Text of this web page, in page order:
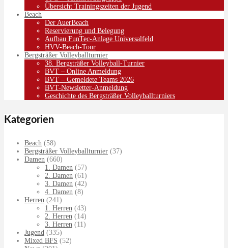
Übersicht Trainingszeiten der Jugend
Beach
Der AuerBeach
Reservierung und Belegung
Aufbau FunTec-Anlage Universalfeld
HVV-Beach-Tour
Bergsträßer Volleyballturnier
38. Bergsträßer Volleyball-Turnier
BVT – Online Anmeldung
BVT – Gemeldete Teams 2026
BVT-Newsletter-Anmeldung
Geschichte des Bergsträßer Volleyballturniers
Kategorien
Beach (58)
Bergsträßer Volleyballturnier (37)
Damen (660)
1. Damen (57)
2. Damen (61)
3. Damen (42)
4. Damen (8)
Herren (241)
1. Herren (43)
2. Herren (14)
3. Herren (11)
Jugend (335)
Mixed BFS (52)